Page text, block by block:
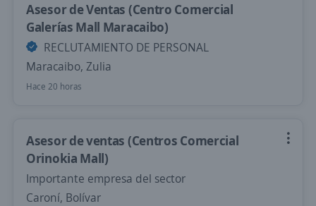
Asesor de Ventas (Centro Comercial
Galerías Mall Maracaibo)
RECLUTAMIENTO DE PERSONAL
Maracaibo, Zulia
Hace 20 horas
Asesor de ventas (Centros Comercial
Orinokia Mall)
Importante empresa del sector
Caroní, Bolívar